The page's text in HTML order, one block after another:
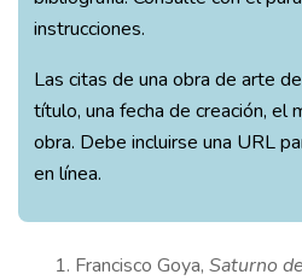
instrucciones.
Las citas de una obra de arte
título, una fecha de creación, el
obra. Debe incluirse una URL
en línea.
1. Francisco Goya, Saturno